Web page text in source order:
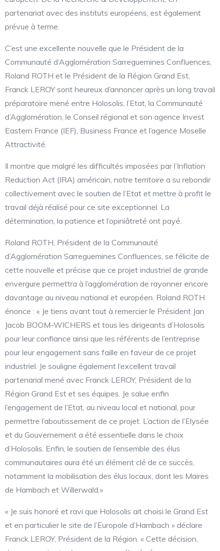
partenariat avec des instituts européens, est également
prévue à terme.
C’est une excellente nouvelle que le Président de la
Communauté d’Agglomération Sarreguemines Confluences,
Roland ROTH et le Président de la Région Grand Est,
Franck LEROY sont heureux d’annoncer après un long travail
préparatoire mené entre Holosolis, l’Etat, la Communauté
d’Agglomération, le Conseil régional et son agence Invest
Eastern France (IEF), Business France et l’agence Moselle
Attractivité.
Il montre que malgré les difficultés imposées par l’Inflation
Reduction Act (IRA) américain, notre territoire a su rebondir
collectivement avec le soutien de l’Etat et mettre à profit le
travail déjà réalisé pour ce site exceptionnel. La
détermination, la patience et l’opiniâtreté ont payé.
Roland ROTH, Président de la Communauté
d’Agglomération Sarreguemines Confluences, se félicite de
cette nouvelle et précise que ce projet industriel de grande
envergure permettra à l’agglomération de rayonner encore
davantage au niveau national et européen. Roland ROTH
énonce : « Je tiens avant tout à remercier le Président Jan
Jacob BOOM-WICHERS et tous les dirigeants d’Holosolis
pour leur confiance ainsi que les référents de l’entreprise
pour leur engagement sans faille en faveur de ce projet
industriel. Je souligne également l’excellent travail
partenarial mené avec Franck LEROY, Président de la
Région Grand Est et ses équipes. Je salue enfin
l’engagement de l’Etat, au niveau local et national, pour
permettre l’aboutissement de ce projet. L’action de l’Elysée
et du Gouvernement a été essentielle dans le choix
d’Holosolis. Enfin, le soutien de l’ensemble des élus
communautaires aura été un élément clé de ce succès,
notamment la mobilisation des élus locaux, dont les Maires
de Hambach et Willerwald.»
« Je suis honoré et ravi que Holosolis ait choisi le Grand Est
et en particulier le site de l’Europole d’Hambach » déclare
Franck LEROY, Président de la Région. « Cette décision,